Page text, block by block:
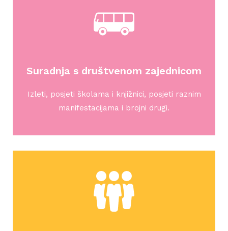
Suradnja s društvenom zajednicom
Izleti, posjeti školama i knjižnici, posjeti raznim
manifestacijama i brojni drugi.